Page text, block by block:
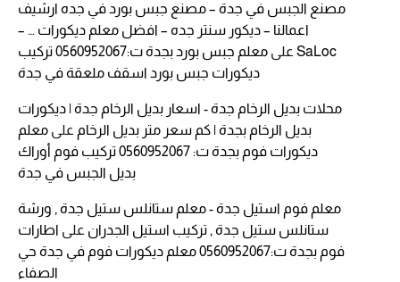
مصنع الجبس في جدة – مصنع جبس بورد في جده ارشيف
اعمالنا – ديكور سنتر جده – افضل معلم ديكورات … –
SaLoc على
معلم جبس بورد بجدة ت:0560952067 تركيب
ديكورات جبس بورد اسقف ملعقة في جدة
محلات بديل الرخام جدة - اسعار بديل الرخام جدة | ديكورات
بديل الرخام بجدة | كم سعر متر بديل الرخام على معلم
ديكورات فوم بجدة ت: 0560952067 تركيب فوم أوراك
بديل الجبس في جدة
معلم فوم استيل جدة - معلم ستانلس ستيل جدة , ورشة
ستانلس ستيل جدة , تركيب استيل الجدران على اطارات
فوم بجدة ت:0560952067 معلم ديكورات فوم في جدة حي
الصفاء